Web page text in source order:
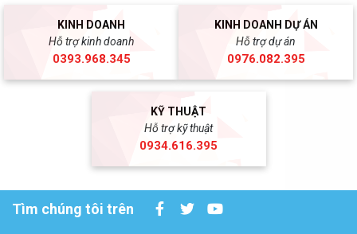
KINH DOANH
Hỗ trợ kinh doanh
0393.968.345
KINH DOANH DỰ ÁN
Hỗ trợ dự án
0976.082.395
KỸ THUẬT
Hỗ trợ kỹ thuật
0934.616.395
Tìm chúng tôi trên